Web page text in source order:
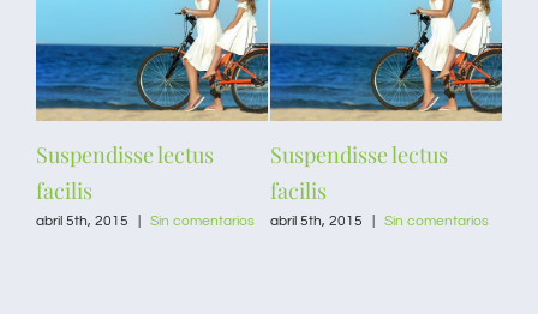
Suspendisse lectus
facilis
abril 5th, 2015 Sin comentarios
Suspendisse lectus
facilis
abril 5th, 2015 Sin comentarios